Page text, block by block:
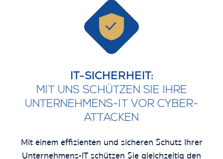
IT-SICHERHEIT:
MIT UNS SCHÜTZEN SIE IHRE
UNTERNEHMENS-IT VOR CYBER-
ATTACKEN
Mit einem effizienten und sicheren Schutz Ihrer
Unternehmens-IT schützen Sie gleichzeitig den